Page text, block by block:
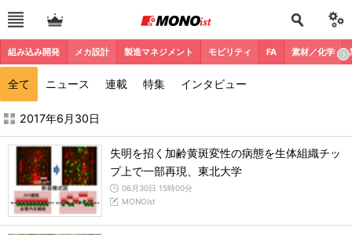
組み込み開発 メカ設計 製造マネジメント モビリティ FA 素材／化学
全て ニュース 連載 特集 インタビュー
2017年6月の記事一覧 - MONOist
2017年6月30日
失明を招く加齢黄斑変性の病態を生体組織チッ
プ上で一部再現、東北大学
06月30日 15時00分
MONOist